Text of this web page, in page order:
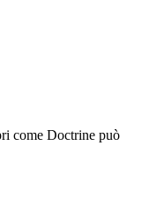
come Doctrine può